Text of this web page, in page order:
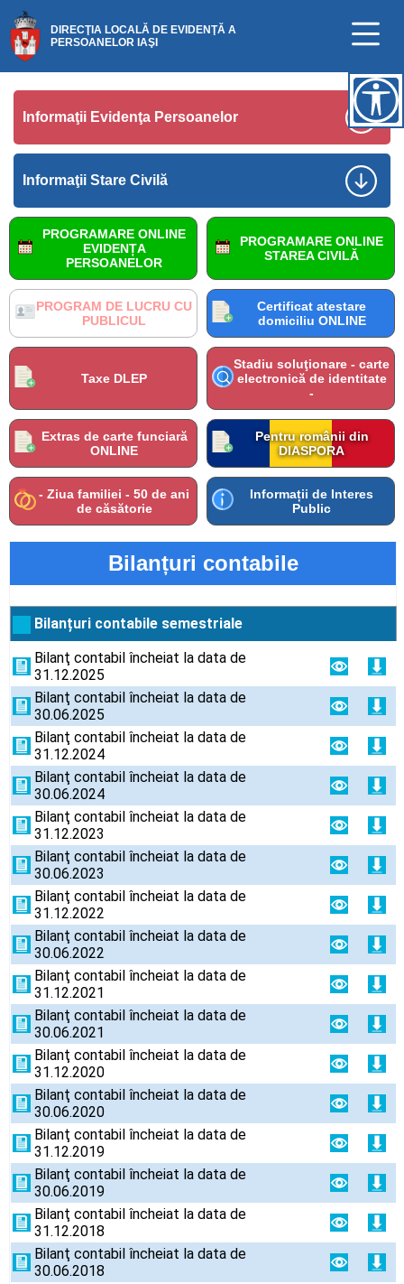
DIRECŢIA LOCALĂ DE EVIDENŢĂ A
PERSOANELOR IAŞI
Informaţii Evidenţa Persoanelor
Informaţii Stare Civilă
PROGRAM DE LUCRU CU
PUBLICUL
PROGRAMARE ONLINE
EVIDENȚA
PERSOANELOR
PROGRAMARE ONLINE
STAREA CIVILĂ
Certificat atestare
domiciliu ONLINE
Taxe DLEP
Stadiu soluţionare - carte
electronică de identitate
-
Extras de carte funciară
ONLINE
Pentru românii din
DIASPORA
- Ziua familiei - 50 de ani
de căsătorie
Informații de Interes
Public
Bilanțuri contabile
Bilanțuri contabile semestriale
Bilanţ contabil încheiat la data de
31.12.2025
Bilanţ contabil încheiat la data de
30.06.2025
Bilanţ contabil încheiat la data de
31.12.2024
Bilanţ contabil încheiat la data de
30.06.2024
Bilanţ contabil încheiat la data de
31.12.2023
Bilanţ contabil încheiat la data de
30.06.2023
Bilanţ contabil încheiat la data de
31.12.2022
Bilanţ contabil încheiat la data de
30.06.2022
Bilanţ contabil încheiat la data de
31.12.2021
Bilanţ contabil încheiat la data de
30.06.2021
Bilanţ contabil încheiat la data de
31.12.2020
Bilanţ contabil încheiat la data de
30.06.2020
Bilanţ contabil încheiat la data de
31.12.2019
Bilanţ contabil încheiat la data de
30.06.2019
Bilanţ contabil încheiat la data de
31.12.2018
Bilanţ contabil încheiat la data de
30.06.2018